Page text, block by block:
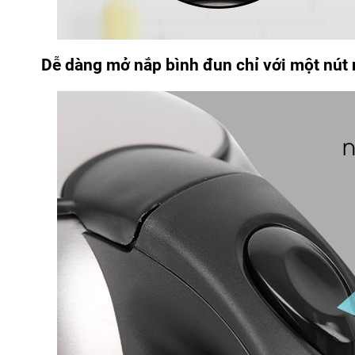
Dễ dàng mở nắp bình đun chỉ với một nút